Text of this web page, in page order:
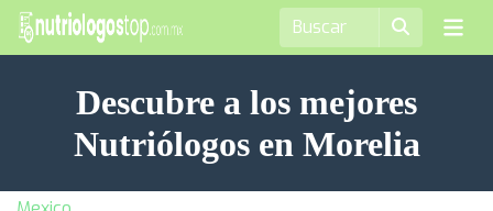
Descubre a los mejores
Nutriólogos en Morelia